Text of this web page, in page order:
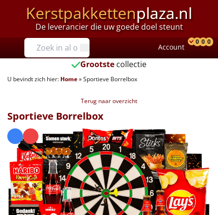
Kerstpakkettenplaza.nl
De leverancier die uw goede doel steunt
Prijzen
Tot €25
€25 tot €35
€40 tot €45
€45 tot €50
€50 tot €55
€55 tot €75
Account
0 0 0
Grootste collectie
U bevindt zich hier: Home»Sportieve Borrelbox
Terug naar overzicht
Sportieve Borrelbox